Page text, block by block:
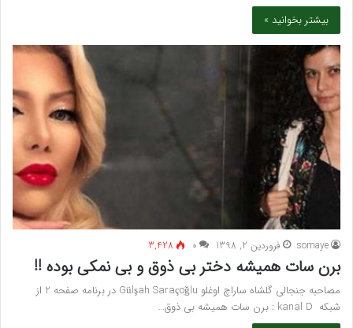
بیشتر بخوانید »
somaye فروردین 2, 1398 ۰ 3,428
برن سات همیشه دختر بی ذوق و بی نمکی بوده !!
مصاحبه جنجالی گلشاه ساراچ اوغلو Gülşah Saraçoğlu در برنامه صفحه 2 از
شبکه kanal D : برن سات همیشه بی ذوق…